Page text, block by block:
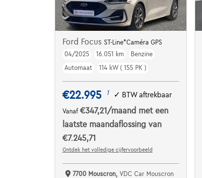
Ford Focus ST-Line*Caméra GPS
04/2025
16.051 km
Benzine
Automaat
114 kW ( 155 PK )
€22.995 1 ✓ BTW aftrekbaar
Vanaf €347,21 /maand met een
laatste maandaflossing van
€7.245,71
Ontdek het volledige cijfervoorbeeld
7700 Mouscron, VDC Car Mouscron